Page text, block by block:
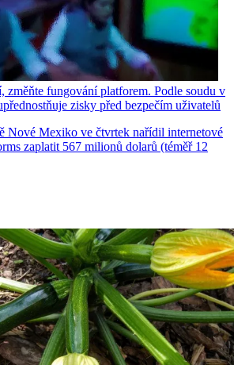
změňte fungování platforem. Podle soudu v
zisky před bezpečím uživatelů
Nové Mexiko ve čtvrtek nařídil internetové
zaplatit 567 milionů dolarů (téměř 12